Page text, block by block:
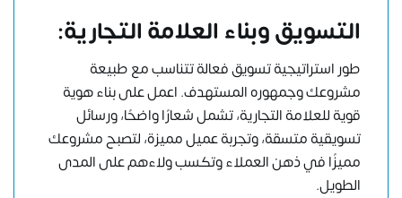
التسويق وبناء العلامة التجارية:
طور استراتيجية تسويق فعالة تتناسب مع طبيعة
مشروعك وجمهوره المستهدف. اعمل على بناء هوية
قوية للعلامة التجارية، تشمل شعارًا واضحًا، ورسائل
تسويقية متسقة، وتجربة عميل مميزة، لتصبح مشروعك
مميزًا في ذهن العملاء وتكسب ولاءهم على المدى
الطويل.